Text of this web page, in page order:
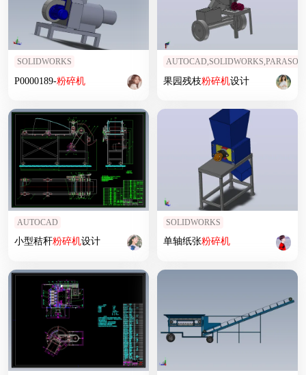
SOLIDWORKS
P0000189-粉碎机 果园残枝粉碎机设计
AUTOCAD
小型秸秆粉碎机设计
SOLIDWORKS
单轴纸张粉碎机